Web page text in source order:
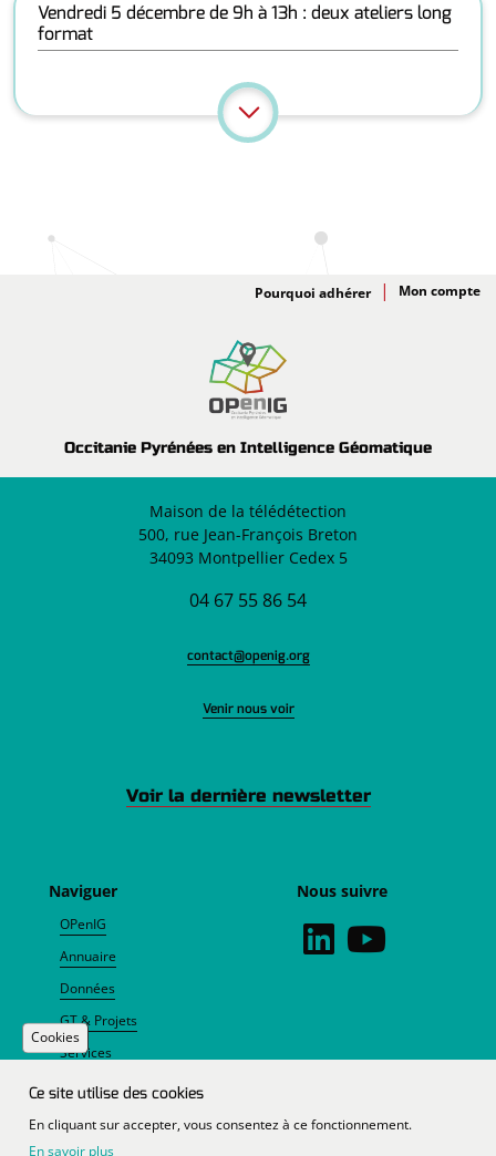
Vendredi 5 décembre de 9h à 13h : deux ateliers long
format
Occitanie Pyrénées en Intelligence Géomatique
Adhésion
Pourquoi adhérer
Naviguer
OPenIG
Annuaire
Données
GT & Projets
Services
Agenda
Maison de la télédétection
500, rue Jean-François Breton
34093 Montpellier Cedex 5
04 67 55 86 54
contact@openig.org
Venir nous voir
Nous suivre
Voir la dernière newsletter
Cookies
Ce site utilise des cookies
En cliquant sur accepter, vous consentez à ce fonctionnement.
En savoir plus